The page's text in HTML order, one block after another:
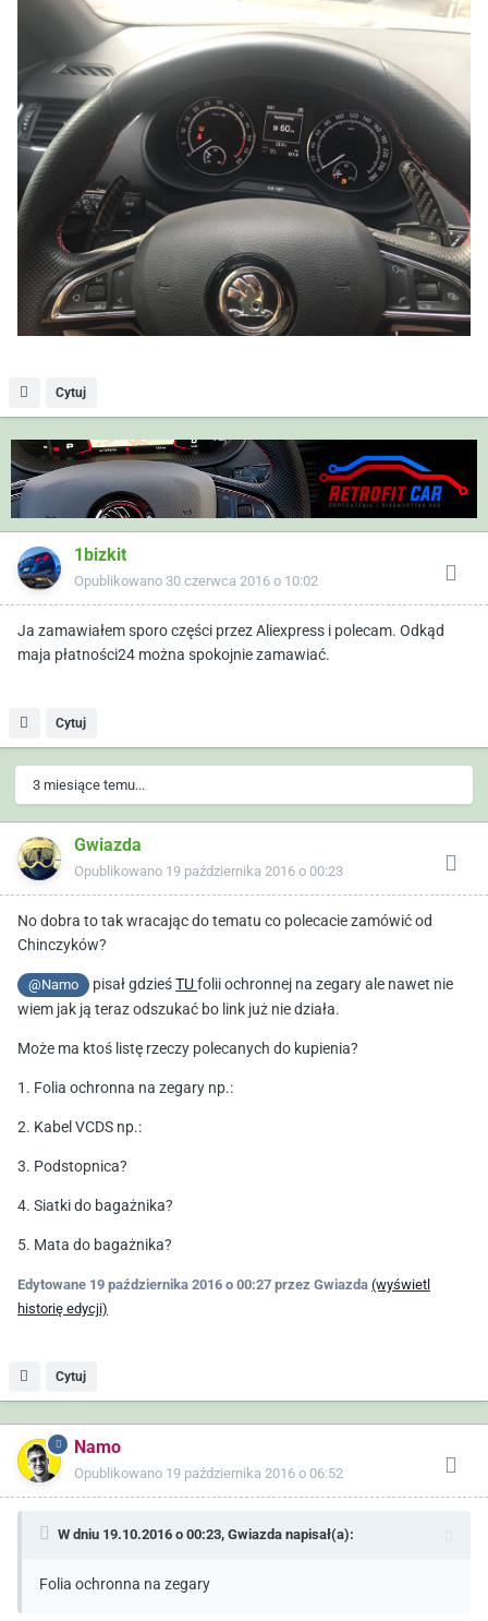
Cytuj
1bizkit
Opublikowano 30 czerwca 2016 o 10:02
Ja zamawiałem sporo części przez Aliexpress i polecam. Odkąd
maja płatności24 można spokojnie zamawiać.
Cytuj
3 miesiące temu...
Gwiazda
Opublikowano 19 października 2016 o 00:23
No dobra to tak wracając do tematu co polecacie zamówić od
Chinczyków?
@Namo pisał gdzieśTUfolii ochronnej na zegary ale nawet nie
wiem jak ją teraz odszukać bo link już nie działa.
Może ma ktoś listę rzeczy polecanych do kupienia?
1. Folia ochronna na zegary np.:
2. Kabel VCDS np.:
3. Podstopnica?
4. Siatki do bagażnika?
5. Mata do bagażnika?
Edytowane 19 października 2016 o 00:27 przez Gwiazda (wyświetl
historię edycji)
Cytuj
Namo
Opublikowano 19 października 2016 o 06:52
W dniu 19.10.2016 o 00:23, Gwiazda napisał(a):
Folia ochronna na zegary